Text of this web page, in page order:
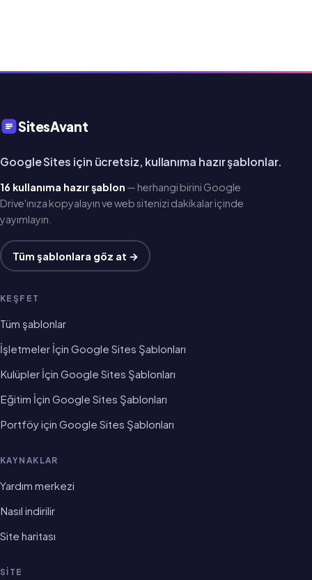
SitesAvant
Google Sites için ücretsiz, kullanıma hazır şablonlar.
16 kullanıma hazır şablon — herhangi birini Google
Drive'ınıza kopyalayın ve web sitenizi dakikalar içinde
yayımlayın.
Tüm şablonlara göz at →
KEŞFET
Tüm şablonlar
İşletmeler İçin Google Sites Şablonları
Kulüpler İçin Google Sites Şablonları
Eğitim İçin Google Sites Şablonları
Portföy için Google Sites Şablonları
KAYNAKLAR
Yardım merkezi
Nasıl indirilir
Site haritası
SITE